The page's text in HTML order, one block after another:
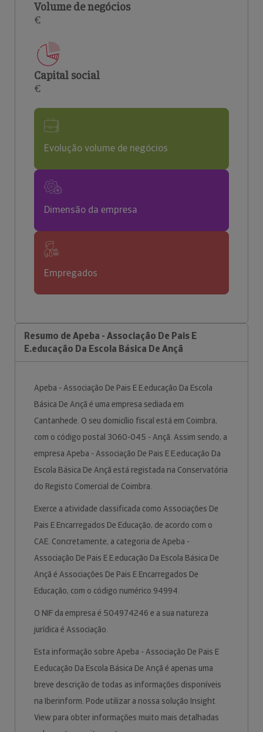
Volume de negócios
€
Capital social
€
Evolução volume de negócios
Dimensão da empresa
Empregados
Resumo de Apeba - Associação De Pais E
E.educação Da Escola Básica De Ançã
Apeba - Associação De Pais E E.educação Da Escola
Básica De Ançã é uma empresa sediada em
Cantanhede. O seu domicílio fiscal está em Coimbra,
com o código postal 3060-045 - Ançã. Assim sendo, a
empresa Apeba - Associação De Pais E E.educação Da
Escola Básica De Ançã está registada na Conservatória
do Registo Comercial de Coimbra.
Exerce a atividade classificada como Associações De
Pais E Encarregados De Educação, de acordo com o
CAE. Concretamente, a categoria de Apeba -
Associação De Pais E E.educação Da Escola Básica De
Ançã é Associações De Pais E Encarregados De
Educação, com o código numérico 94994.
O NIF da empresa é 504974246 e a sua natureza
jurídica é Associação.
Esta informação sobre Apeba - Associação De Pais E
E.educação Da Escola Básica De Ançã é apenas uma
breve descrição de todas as informações disponíveis
na Iberinform. Pode utilizar a nossa solução Insight
View para obter informações muito mais detalhadas